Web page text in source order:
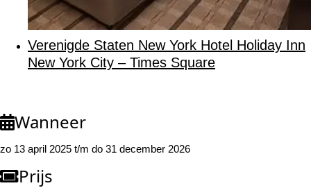
Verenigde Staten New York Hotel Holiday Inn
New York City – Times Square
Wanneer
zo 13 april 2025 t/m do 31 december 2026
Prijs